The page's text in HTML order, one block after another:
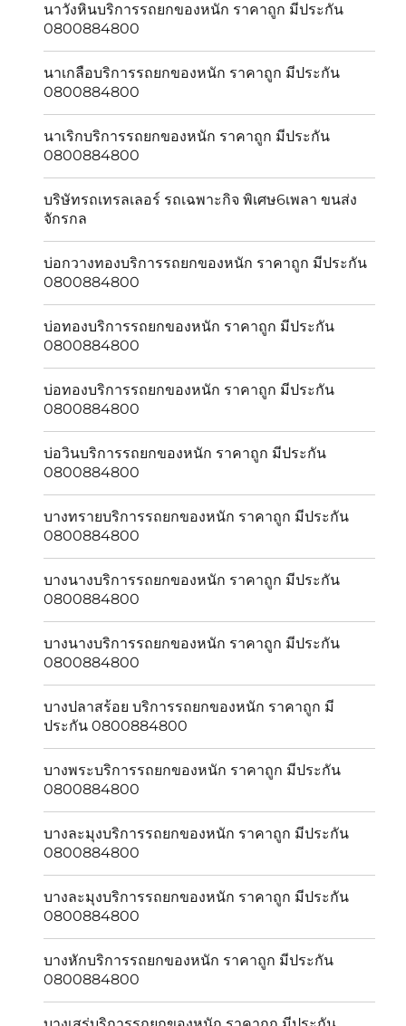
นาวังหินบริการรถยกของหนัก ราคาถูก มีประกัน
0800884800
นาเกลือบริการรถยกของหนัก ราคาถูก มีประกัน
0800884800
นาเริกบริการรถยกของหนัก ราคาถูก มีประกัน
0800884800
บริษัทรถเทรลเลอร์ รถเฉพาะกิจ พิเศษ6เพลา ขนส่ง
จักรกล
บ่อกวางทองบริการรถยกของหนัก ราคาถูก มีประกัน
0800884800
บ่อทองบริการรถยกของหนัก ราคาถูก มีประกัน
0800884800
บ่อทองบริการรถยกของหนัก ราคาถูก มีประกัน
0800884800
บ่อวินบริการรถยกของหนัก ราคาถูก มีประกัน
0800884800
บางทรายบริการรถยกของหนัก ราคาถูก มีประกัน
0800884800
บางนางบริการรถยกของหนัก ราคาถูก มีประกัน
0800884800
บางนางบริการรถยกของหนัก ราคาถูก มีประกัน
0800884800
บางปลาสร้อย บริการรถยกของหนัก ราคาถูก มี
ประกัน 0800884800
บางพระบริการรถยกของหนัก ราคาถูก มีประกัน
0800884800
บางละมุงบริการรถยกของหนัก ราคาถูก มีประกัน
0800884800
บางละมุงบริการรถยกของหนัก ราคาถูก มีประกัน
0800884800
บางหักบริการรถยกของหนัก ราคาถูก มีประกัน
0800884800